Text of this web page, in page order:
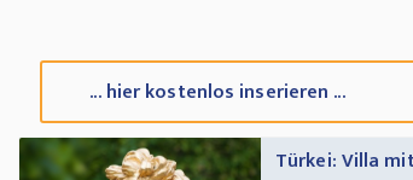
... hier kostenlos inserieren ...
Türkei: Villa